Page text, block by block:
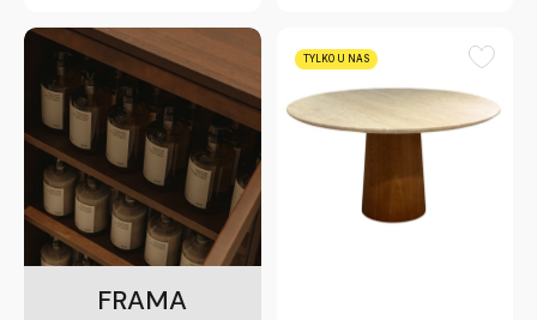
FRAMA
TYLKO U NAS
MOMA Studio
Stół Arden